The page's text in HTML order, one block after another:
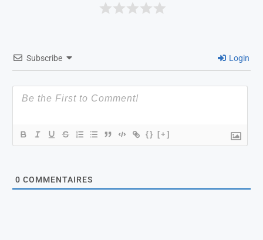
Subscribe Login
{} [+]
0 COMMENTAIRES